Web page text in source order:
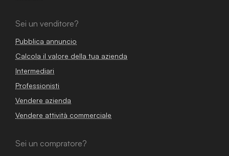
Sei un venditore?
Pubblica annuncio
Calcola il valore della tua azienda
Intermediari
Professionisti
Vendere azienda
Vendere attività commerciale
Sei un compratore?